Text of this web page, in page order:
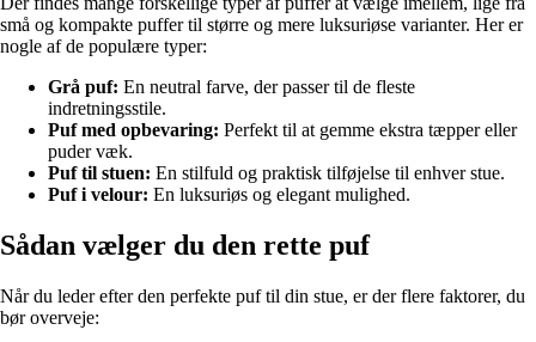
små og kompakte puffer til større og mere luksuriøse varianter. Her er
nogle af de populære typer:
Grå puf: En neutral farve, der passer til de fleste
indretningsstile.
Puf med opbevaring: Perfekt til at gemme ekstra tæpper eller
puder væk.
Puf til stuen: En stilfuld og praktisk tilføjelse til enhver stue.
Puf i velour: En luksuriøs og elegant mulighed.
Sådan vælger du den rette puf
Når du leder efter den perfekte puf til din stue, er der flere faktorer, du
bør overveje: